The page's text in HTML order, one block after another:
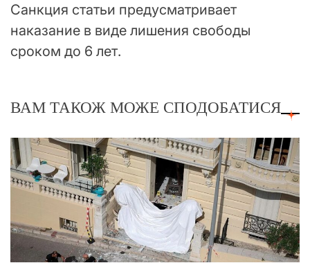
Санкция статьи предусматривает
наказание в виде лишения свободы
сроком до 6 лет.
ВАМ ТАКОЖ МОЖЕ СПОДОБАТИСЯ